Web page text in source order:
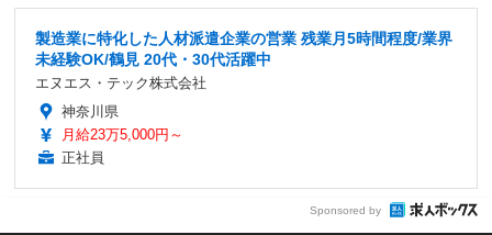
製造業に特化した人材派遣企業の営業 残業月5時間程度/業界
未経験OK/鶴見 20代・30代活躍中
エヌエス・テック株式会社
神奈川県
月給23万5,000円～
正社員
Sponsored by